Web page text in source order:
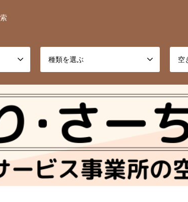
種類を選ぶ 空